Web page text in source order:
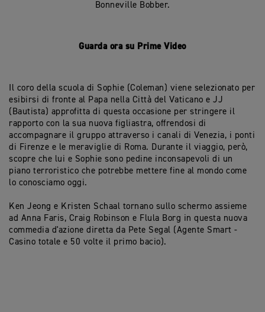
Bonneville Bobber.
Guarda ora su Prime Video
Il coro della scuola di Sophie (Coleman) viene selezionato per
esibirsi di fronte al Papa nella Città del Vaticano e JJ
(Bautista) approfitta di questa occasione per stringere il
rapporto con la sua nuova figliastra, offrendosi di
accompagnare il gruppo attraverso i canali di Venezia, i ponti
di Firenze e le meraviglie di Roma. Durante il viaggio, però,
scopre che lui e Sophie sono pedine inconsapevoli di un
piano terroristico che potrebbe mettere fine al mondo come
lo conosciamo oggi.
Ken Jeong e Kristen Schaal tornano sullo schermo assieme
ad Anna Faris, Craig Robinson e Flula Borg in questa nuova
commedia d'azione diretta da Pete Segal (Agente Smart -
Casino totale e 50 volte il primo bacio).